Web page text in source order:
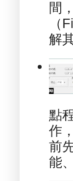
間
（
解
點
作
前
能